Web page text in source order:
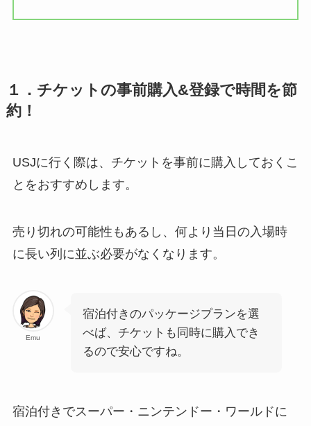
１．チケットの事前購入&登録で時間を節
約！
USJに行く際は、チケットを事前に購入しておくこ
とをおすすめします。
売り切れの可能性もあるし、何より当日の入場時
に長い列に並ぶ必要がなくなります。
Emu
宿泊付きのパッケージプランを選
べば、チケットも同時に購入でき
るので安心ですね。
宿泊付きでスーパー・ニンテンドー・ワールドに